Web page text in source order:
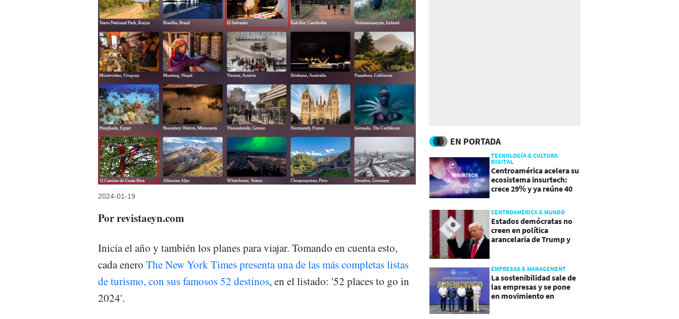
2024-01-19
Por revistaeyn.com
Inicia el año y también los planes para viajar. Tomando en cuenta esto,
cada enero The New York Times presenta una de las más completas listas
de turismo, con sus famosos 52 destinos, en el listado: '52 places to go in
2024'.
EN PORTADA
TECNOLOGÍA & CULTURA
DIGITAL
Centroamérica acelera su
ecosistema insurtech:
crece 29% y ya reúne 40
CENTROAMÉRICA & MUNDO
Estados demócratas no
creen en política
arancelaria de Trump y
EMPRESAS & MANAGEMENT
La sostenibilidad sale de
las empresas y se pone
en movimiento en